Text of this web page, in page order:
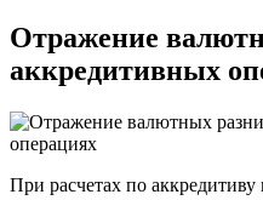
Отражение
аккредитивных
При расчетах по